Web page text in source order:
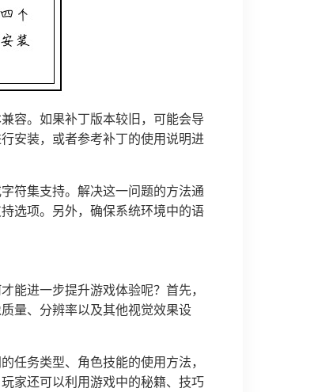
容。如果补丁版本较旧，可能会导
安装，或者参考补丁的使用说明进
符集支持。解决这一问题的方法通
选项。另外，确保系统环境中的语
能进一步提升游戏体验呢？首先，
量、分辨率以及其他视觉效果设
任务类型、角色技能的使用方法，
家还可以利用游戏中的秘籍、技巧